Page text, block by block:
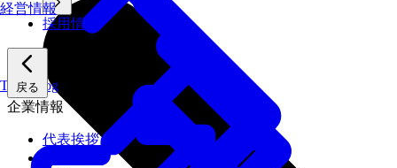
Tech Blog
採用情報
戻る
企業情報
代表挨拶
経営情報